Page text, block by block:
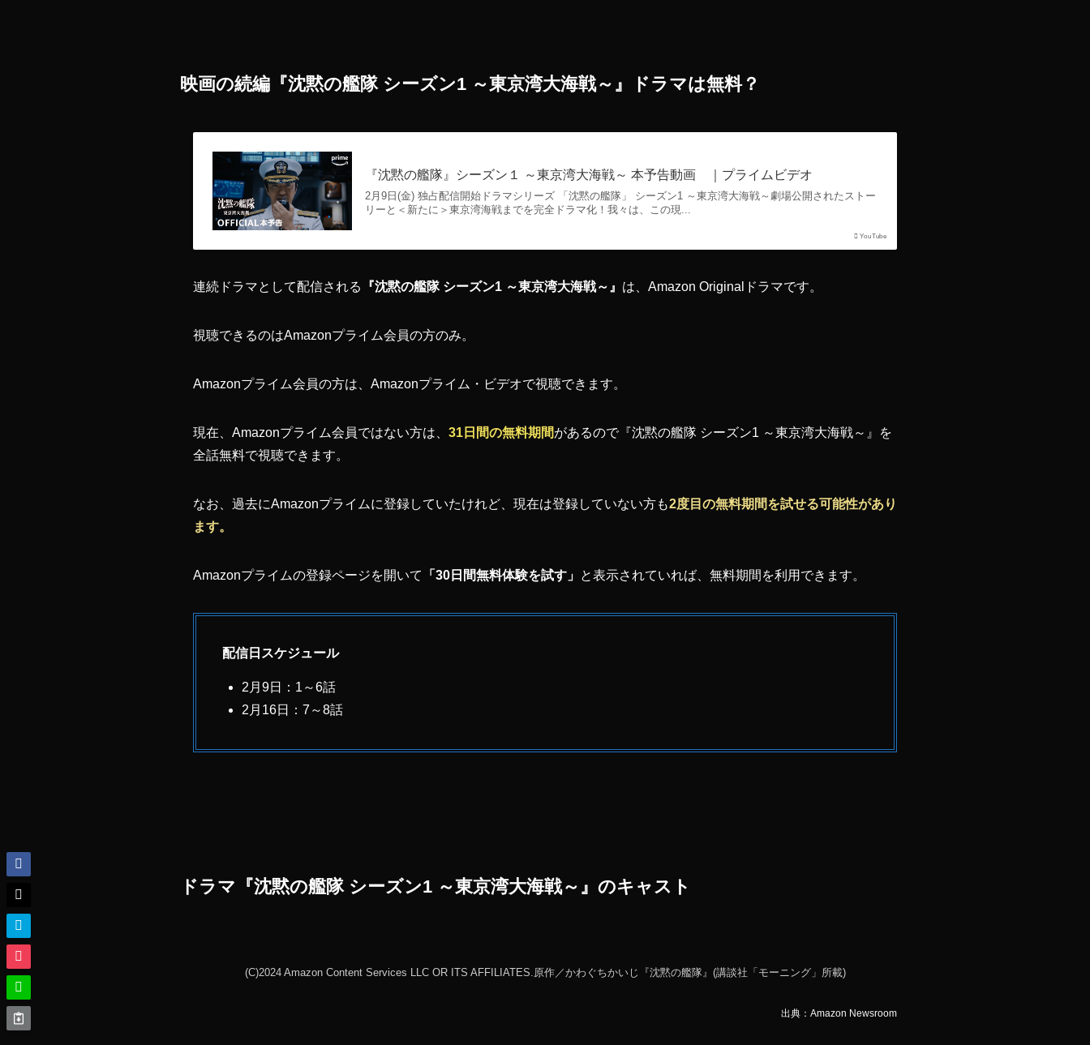
映画の続編『沈黙の艦隊 シーズン1 ～東京湾大海戦～』ドラマは無料？
YouTube
『沈黙の艦隊』シーズン１ ～東京湾大海戦～ 本予告動画 ｜プライムビデオ
2月9日(金) 独占配信開始ドラマシリーズ 「沈黙の艦隊」 シーズン1 ～東京湾大海戦～劇場公開されたストー
リーと＜新たに＞東京湾海戦までを完全ドラマ化！我々は、この現...
連続ドラマとして配信される 『沈黙の艦隊 シーズン1 ～東京湾大海戦～』 は、Amazon Originalドラマです。
視聴できるのはAmazonプライム会員の方のみ。
Amazonプライム会員の方は、Amazonプライム・ビデオで視聴できます。
現在、Amazonプライム会員ではない方は、 31日間の無料期間があるので『沈黙の艦隊 シーズン1 ～東京湾大海戦～』を
全話無料で視聴できます。
なお、過去にAmazonプライムに登録していたけれど、現在は登録していない方も2度目の無料期間を試せる可能性があり
ます。
Amazonプライムの登録ページを開いて 「30日間無料体験を試す」 と表示されていれば、無料期間を利用できます。
配信日スケジュール
2月9日：1～6話
2月16日：7～8話
ドラマ『沈黙の艦隊 シーズン1 ～東京湾大海戦～』のキャスト
(C)2024 Amazon Content Services LLC OR ITS AFFILIATES.原作／かわぐちかいじ『沈黙の艦隊』(講談社「モーニング」所載)
出典：Amazon Newsroom